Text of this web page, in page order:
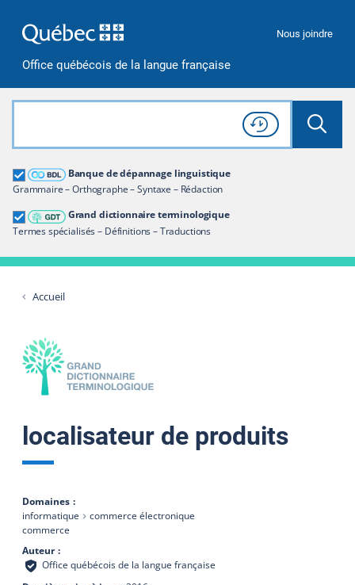
Office québécois de la langue française
Nous joindre
Rechercher dans tout le site
Lancer
Consulter l'
Historique
de recherche
Banque de dépannage linguistique
Grammaire – Orthographe – Syntaxe – Rédaction
Grand dictionnaire terminologique
Termes spécialisés – Définitions – Traductions
Grand dictionnaire terminologique
Restreindre aux termes
Accueil
localisateur de produits
Domaines
informatique
commerce électronique
commerce
Auteur
Office québécois de la langue française